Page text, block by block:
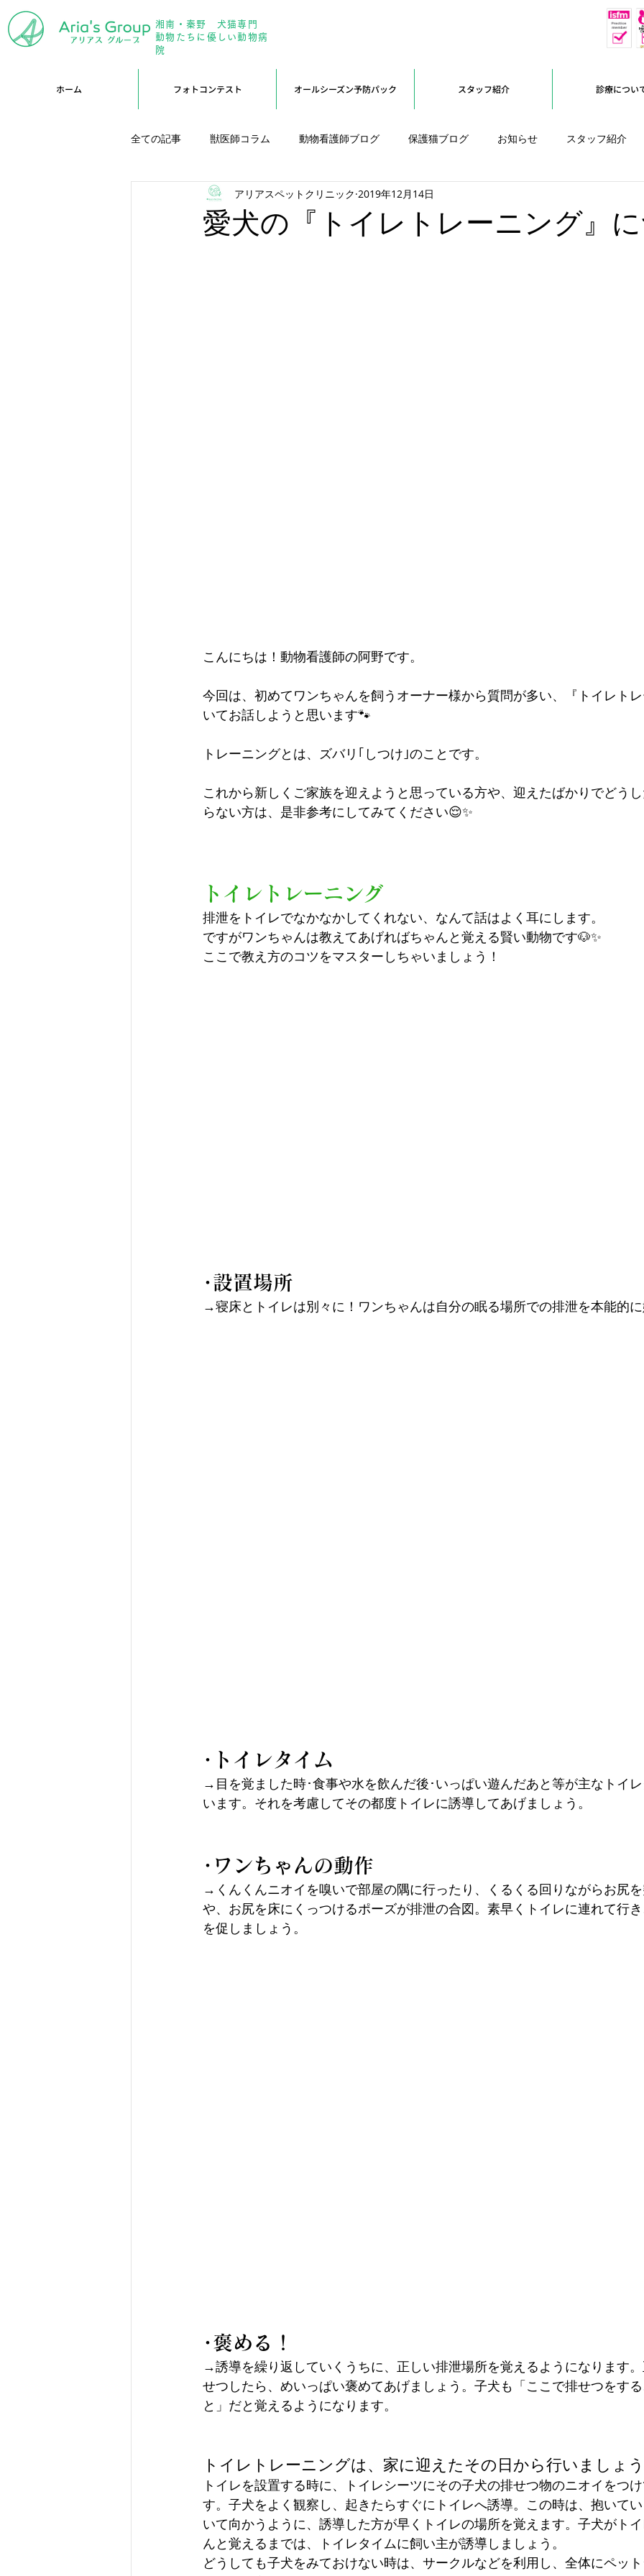
湘南・秦野 犬猫専門
動物たちに優しい動物病
院
ホーム フォトコンテスト オールシーズン予防パック スタッフ紹介 診療につい
全ての記事 獣医師コラム 動物看護師ブログ 保護猫ブログ お知らせ スタッフ紹介
アリーブログ Branブログ オープンに向けて
愛犬の『トイレトレーニング』
アリアスペットクリニック 2019年12月14日
こんにちは！動物看護師の阿野です。
今回は、初めてワンちゃんを飼うオーナー様から質問が多い、『トイレト
いてお話しようと思います🐾
トレーニングとは、ズバリ｢しつけ｣のことです。
これから新しくご家族を迎えようと思っている方や、迎えたばかりでどう
らない方は、是非参考にしてみてください😌✨
トイレトレーニング
排泄をトイレでなかなかしてくれない、なんて話はよく耳にします。
ですがワンちゃんは教えてあげればちゃんと覚える賢い動物です🐶✨
ここで教え方のコツをマスターしちゃいましょう！
･設置場所
→寝床とトイレは別々に！ワンちゃんは自分の眠る場所での排泄を本能的に
･トイレタイム
→目を覚ました時･食事や水を飲んだ後･いっぱい遊んだあと等が主なトイ
います。それを考慮してその都度トイレに誘導してあげましょう。
･ワンちゃんの動作
→くんくんニオイを嗅いで部屋の隅に行ったり、くるくる回りながらお尻
や、お尻を床にくっつけるポーズが排泄の合図。素早くトイレに連れて行
を促しましょう。
･褒める！
→誘導を繰り返していくうちに、正しい排泄場所を覚えるようになります
せつしたら、めいっぱい褒めてあげましょう。子犬も「ここで排せつをす
と」だと覚えるようになります。
トイレトレーニングは、家に迎えたその日から行いましょう
トイレを設置する時に、トイレシーツにその子犬の排せつ物のニオイをつ
す。子犬をよく観察し、起きたらすぐにトイレへ誘導。この時は、抱いて
いて向かうように、誘導した方が早くトイレの場所を覚えます。子犬がト
んと覚えるまでは、トイレタイムに飼い主が誘導しましょう。
どうしても子犬をみておけない時は、サークルなどを利用し、全体にペッ